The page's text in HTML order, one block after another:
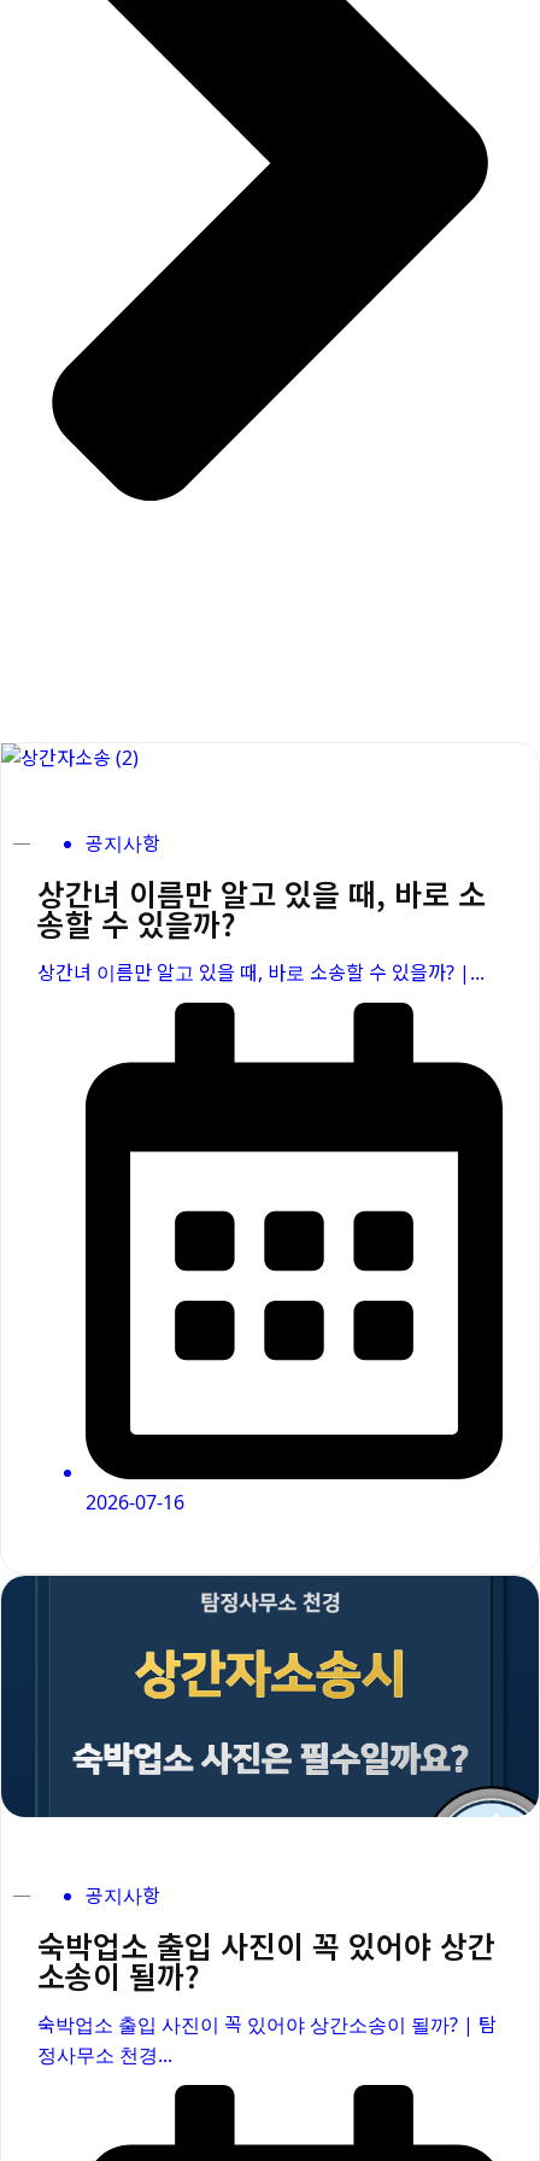
공지사항
상간녀 이름만 알고 있을 때, 바로 소
송할 수 있을까?
상간녀 이름만 알고 있을 때, 바로 소송할 수 있을까? |...
2026-07-16
공지사항
숙박업소 출입 사진이 꼭 있어야 상간
소송이 될까?
숙박업소 출입 사진이 꼭 있어야 상간소송이 될까? | 탐
정사무소 천경...